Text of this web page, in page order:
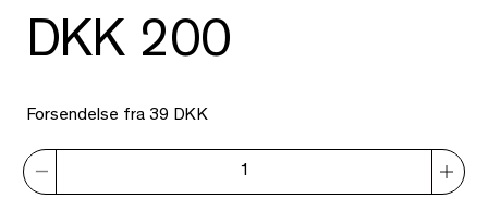
DKK 200
Forsendelse fra 39 DKK